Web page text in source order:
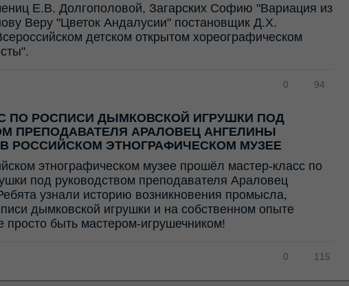
Е.В. Долгополовой, Загарских Софию "Вариация из
Веру "Цветок Андалусии" постановщик Д.Х.
детском открытом хореографическом
94
0
ПО РОСПИСИ ДЫМКОВСКОЙ ИГРУШКИ ПОД
ПРЕПОДАВАТЕЛЯ АРАЛОВЕЦ АНГЕЛИНЫ
РОССИЙСКОМ ЭТНОГРАФИЧЕСКОМ МУЗЕЕ
этнографическом музее прошёл мастер-класс по
под руководством преподавателя Араловец
узнали историю возникновения промысла,
дымковской игрушки и на собственном опыте
просто быть мастером-игрушечником!
115
0